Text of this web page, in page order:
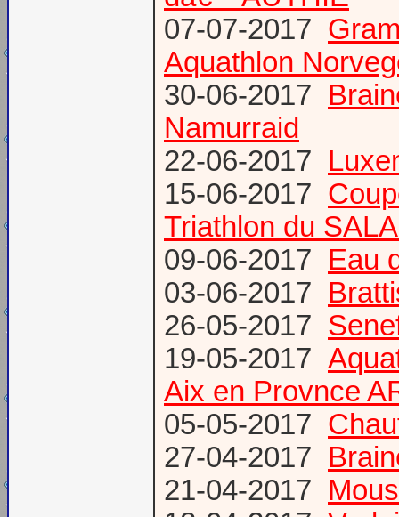
07-07-2017
Aquathlon
30-06-2017
Namurraid
22-06-2017
15-06-2017
Triathlon du
09-06-2017 Eau
03-06-2017
26-05-2017
19-05-2017
Aix en Provnce
05-05-2017
27-04-2017
21-04-2017